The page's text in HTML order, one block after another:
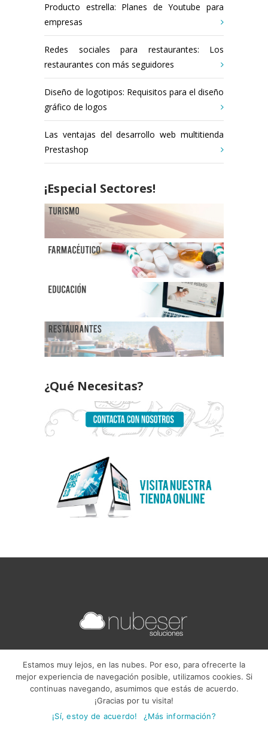
Producto estrella: Planes de Youtube para
empresas
Redes sociales para restaurantes: Los
restaurantes con más seguidores
Diseño de logotipos: Requisitos para el diseño
gráfico de logos
Las ventajas del desarrollo web multitienda
Prestashop
¡Especial Sectores!
¿Qué Necesitas?
España (Sede principal)
info@nubeser.com
+34 96 062 20 80
México
Estamos muy lejos, en las nubes. Por eso, para ofrecerte la
mejor experiencia de navegación posible, utilizamos cookies. Si
continuas navegando, asumimos que estás de acuerdo.
¡Gracias por tu visita!
¡Sí, estoy de acuerdo!
¿Más información?